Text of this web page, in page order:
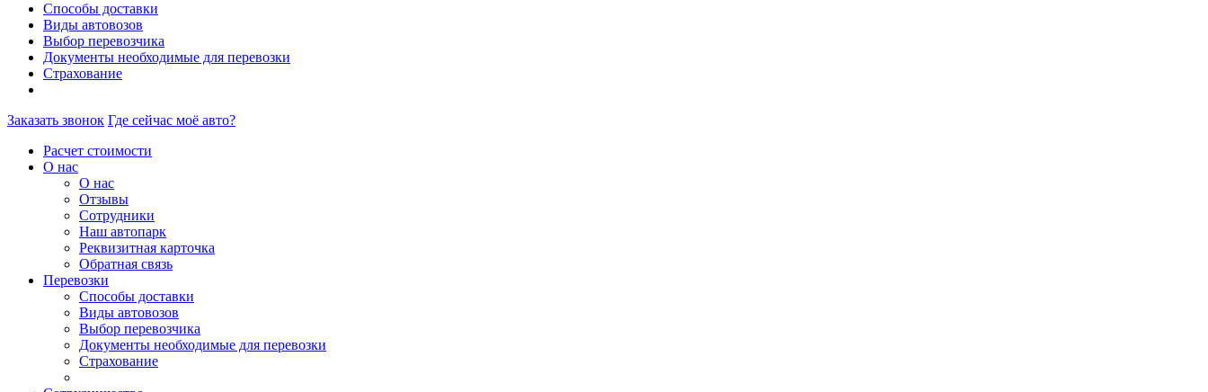
Способы доставки
Виды автовозов
Выбор перевозчика
Документы необходимые для перевозки
Страхование
Заказать звонок Где сейчас моё авто?
Расчет стоимости
О нас
О нас
Отзывы
Сотрудники
Наш автопарк
Реквизитная карточка
Обратная связь
Перевозки
Способы доставки
Виды автовозов
Выбор перевозчика
Документы необходимые для перевозки
Страхование